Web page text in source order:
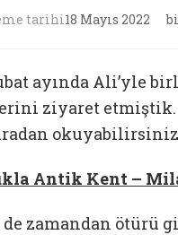
tarihi18 Mayıs 2022
ayında Ali’yle
ziyaret etmiştik.
Antik Kent –
zamandan ötürü